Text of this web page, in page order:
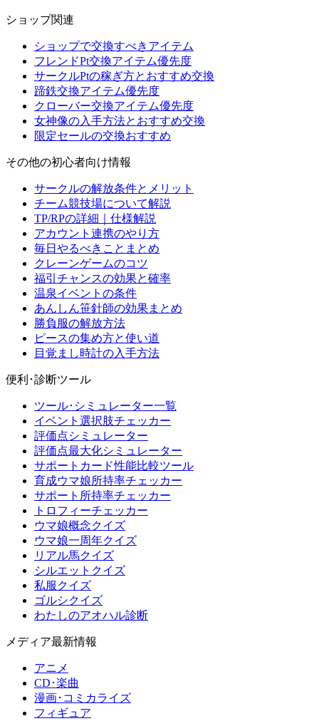
ショップ関連
ショップで交換すべきアイテム
フレンドPt交換アイテム優先度
サークルPtの稼ぎ方とおすすめ交換
蹄鉄交換アイテム優先度
クローバー交換アイテム優先度
女神像の入手方法とおすすめ交換
限定セールの交換おすすめ
その他の初心者向け情報
サークルの解放条件とメリット
チーム競技場について解説
TP/RPの詳細｜仕様解説
アカウント連携のやり方
毎日やるべきことまとめ
クレーンゲームのコツ
福引チャンスの効果と確率
温泉イベントの条件
あんしん笹針師の効果まとめ
勝負服の解放方法
ピースの集め方と使い道
目覚まし時計の入手方法
便利･診断ツール
ツール･シミュレーター一覧
イベント選択肢チェッカー
評価点シミュレーター
評価点最大化シミュレーター
サポートカード性能比較ツール
育成ウマ娘所持率チェッカー
サポート所持率チェッカー
トロフィーチェッカー
ウマ娘概念クイズ
ウマ娘一周年クイズ
リアル馬クイズ
シルエットクイズ
私服クイズ
ゴルシクイズ
わたしのアオハル診断
メディア最新情報
アニメ
CD･楽曲
漫画･コミカライズ
フィギュア